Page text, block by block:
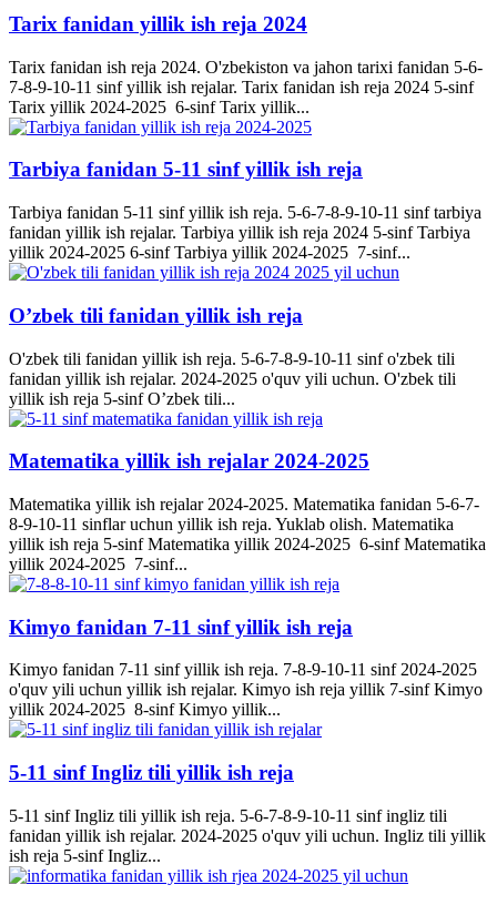
Tarix fanidan yillik ish reja 2024
Tarix fanidan ish reja 2024. O'zbekiston va jahon tarixi fanidan 5-6-
7-8-9-10-11 sinf yillik ish rejalar. Tarix fanidan ish reja 2024 5-sinf
Tarix yillik 2024-2025 6-sinf Tarix yillik...
Tarbiya fanidan 5-11 sinf yillik ish reja
Tarbiya fanidan 5-11 sinf yillik ish reja. 5-6-7-8-9-10-11 sinf tarbiya
fanidan yillik ish rejalar. Tarbiya yillik ish reja 2024 5-sinf Tarbiya
yillik 2024-2025 6-sinf Tarbiya yillik 2024-2025 7-sinf...
O’zbek tili fanidan yillik ish reja
O'zbek tili fanidan yillik ish reja. 5-6-7-8-9-10-11 sinf o'zbek tili
fanidan yillik ish rejalar. 2024-2025 o'quv yili uchun. O'zbek tili
yillik ish reja 5-sinf O’zbek tili...
Matematika yillik ish rejalar 2024-2025
Matematika yillik ish rejalar 2024-2025. Matematika fanidan 5-6-7-
8-9-10-11 sinflar uchun yillik ish reja. Yuklab olish. Matematika
yillik ish reja 5-sinf Matematika yillik 2024-2025 6-sinf Matematika
yillik 2024-2025 7-sinf...
Kimyo fanidan 7-11 sinf yillik ish reja
Kimyo fanidan 7-11 sinf yillik ish reja. 7-8-9-10-11 sinf 2024-2025
o'quv yili uchun yillik ish rejalar. Kimyo ish reja yillik 7-sinf Kimyo
yillik 2024-2025 8-sinf Kimyo yillik...
5-11 sinf Ingliz tili yillik ish reja
5-11 sinf Ingliz tili yillik ish reja. 5-6-7-8-9-10-11 sinf ingliz tili
fanidan yillik ish rejalar. 2024-2025 o'quv yili uchun. Ingliz tili yillik
ish reja 5-sinf Ingliz...